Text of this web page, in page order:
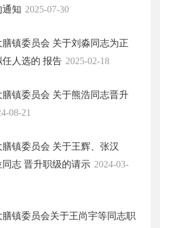
通知 2025-07-30
镇委员会 关于刘淼同志为正
人选的 报告 2025-02-18
镇委员会 关于熊浩同志晋升
08-21
镇委员会 关于王辉、张汉
志 晋升职级的请示 2024-03-
镇委员会关于王尚宇等同志职